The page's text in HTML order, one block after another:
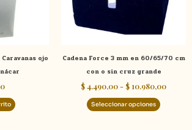
ojo
Cadena Force 3 mm en 60/65/70 cm
con o sin cruz grande
$4.490,00- $ 10.980,00
Seleccionar opciones
se
pueden
en
la
página
de